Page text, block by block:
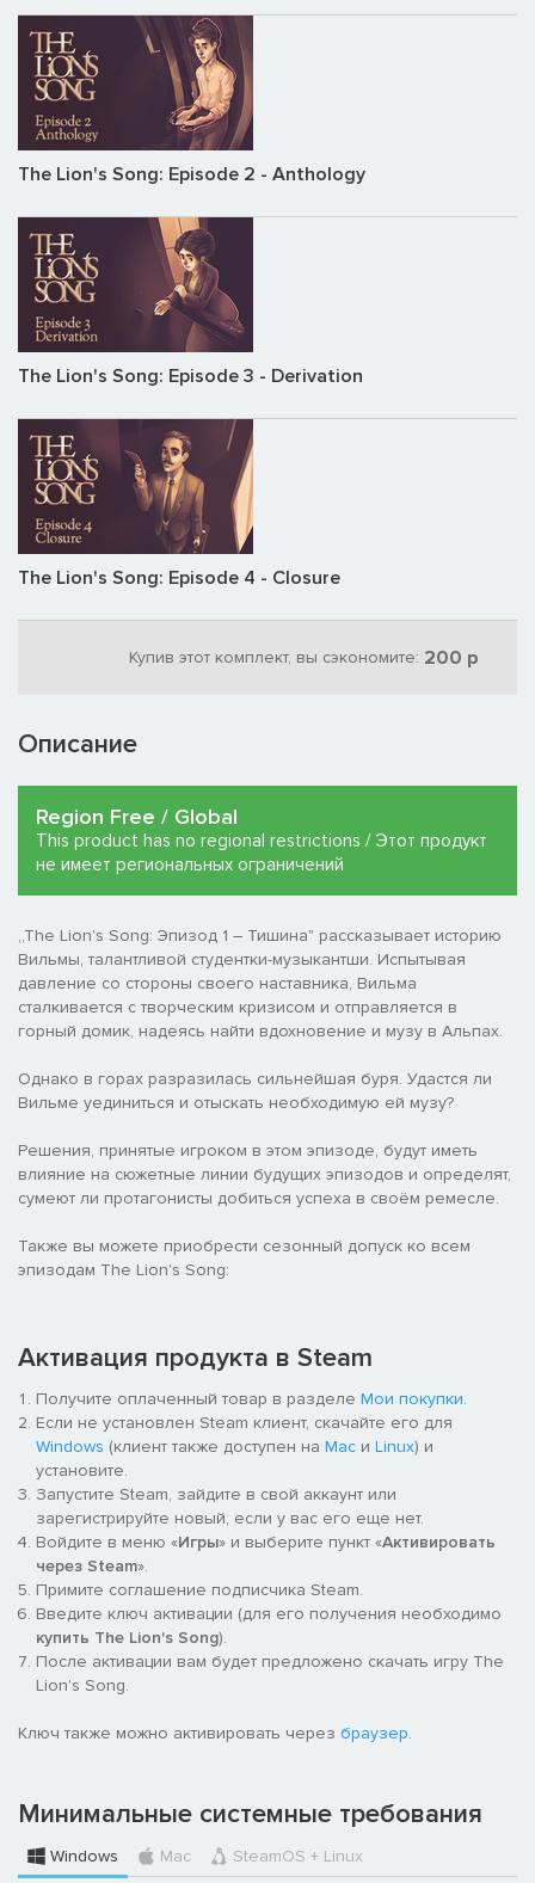
The Lion's Song: Episode 2 - Anthology
The Lion's Song: Episode 3 - Derivation
The Lion's Song: Episode 4 - Closure
Купив этот комплект, вы сэкономите: 200 р
Описание
Region Free / Global
This product has no regional restrictions / Этот продукт
не имеет региональных ограничений
„The Lion's Song: Эпизод 1 – Тишина" рассказывает историю
Вильмы, талантливой студентки-музыкантши. Испытывая
давление со стороны своего наставника, Вильма
сталкивается с творческим кризисом и отправляется в
горный домик, надеясь найти вдохновение и музу в Альпах.
Однако в горах разразилась сильнейшая буря. Удастся ли
Вильме уединиться и отыскать необходимую ей музу?
Решения, принятые игроком в этом эпизоде, будут иметь
влияние на сюжетные линии будущих эпизодов и определят,
сумеют ли протагонисты добиться успеха в своём ремесле.
Также вы можете приобрести сезонный допуск ко всем
эпизодам The Lion's Song:
Активация продукта в Steam
Получите оплаченный товар в разделе Мои покупки.
Если не установлен Steam клиент, скачайте его для
Windows (клиент также доступен на Mac и Linux) и
установите.
Запустите Steam, зайдите в свой аккаунт или
зарегистрируйте новый, если у вас его еще нет.
Войдите в меню «Игры» и выберите пункт «Активировать
через Steam».
Примите соглашение подписчика Steam.
Введите ключ активации (для его получения необходимо
купить The Lion's Song).
После активации вам будет предложено скачать игру The
Lion's Song.
Ключ также можно активировать через браузер.
Минимальные системные требования
Windows Mac SteamOS + Linux